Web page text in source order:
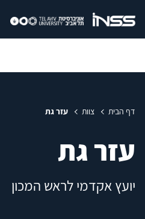
דף הבית צוות עזר גת
עזר גת
יועץ אקדמי לראש המכון